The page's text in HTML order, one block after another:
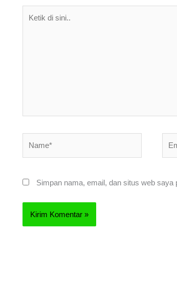
Simpan nama, email, dan situs web